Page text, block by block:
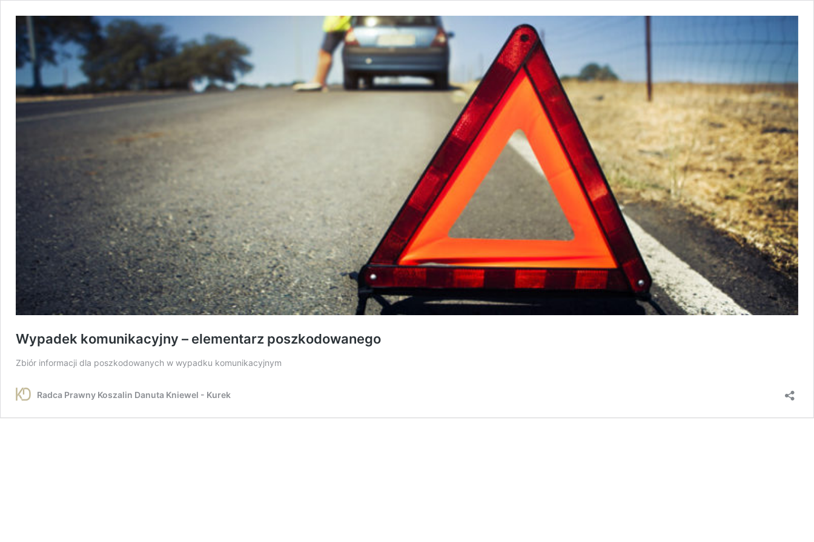
Wypadek komunikacyjny – elementarz poszkodowanego
Zbiór informacji dla poszkodowanych w wypadku komunikacyjnym
Radca Prawny Koszalin Danuta Kniewel - Kurek